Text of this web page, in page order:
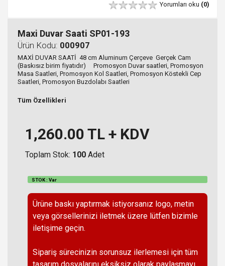
Yorumları oku (0)
Maxi Duvar Saati SP01-193
Ürün Kodu: 000907
MAXİ DUVAR SAATİ 48 cm Aluminum Çerçeve Gerçek Cam
(Baskısız birim fiyatıdır) Promosyon Duvar saatleri, Promosyon
Masa Saatleri, Promosyon Kol Saatleri, Promosyon Köstekli Cep
Saatleri, Promosyon Buzdolabı Saatleri
Tüm Özellikleri
1,260.00 TL + KDV
Toplam Stok: 100 Adet
STOK : Var
Ürüne baskı yaptırmak istiyorsanız logo, metin
veya görsellerinizi iletmek üzere lütfen bizimle
iletişime geçin.
Sipariş sürecinizin sorunsuz ilerlemesi için tüm